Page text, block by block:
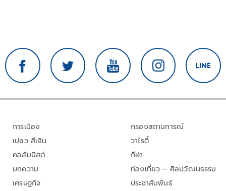
การเมือง
เปลว สีเงิน
คอลัมนิสต์
บทความ
เศรษฐกิจ
กรองสถานการณ์
วาไรตี้
กีฬา
ท่องเที่ยว – ศิลปวัฒนธรรม
ประชาสัมพันธ์